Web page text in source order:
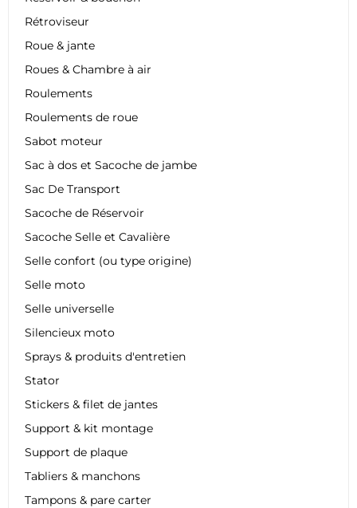
Rétroviseur
Roue & jante
Roues & Chambre à air
Roulements
Roulements de roue
Sabot moteur
Sac à dos et Sacoche de jambe
Sac De Transport
Sacoche de Réservoir
Sacoche Selle et Cavalière
Selle confort (ou type origine)
Selle moto
Selle universelle
Silencieux moto
Sprays & produits d'entretien
Stator
Stickers & filet de jantes
Support & kit montage
Support de plaque
Tabliers & manchons
Tampons & pare carter